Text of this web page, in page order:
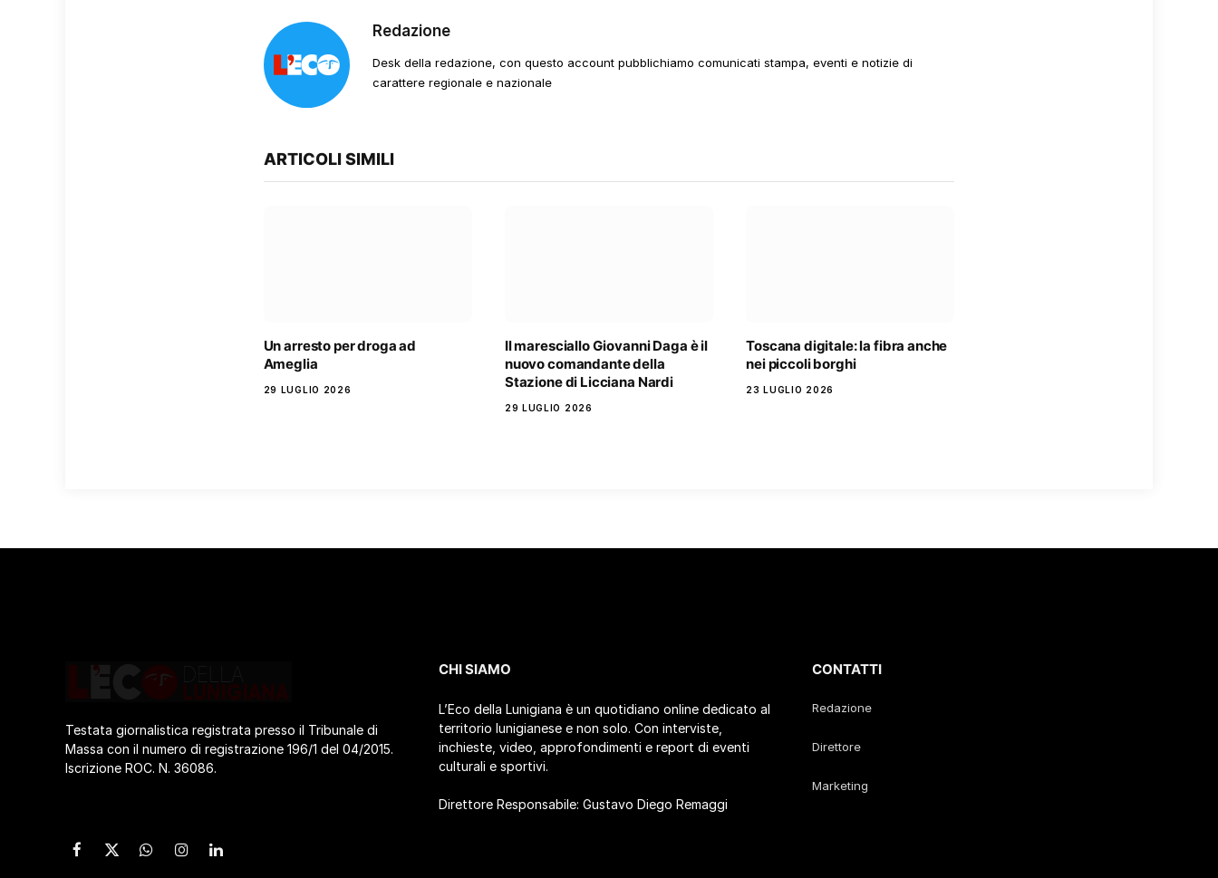
Redazione
Desk della redazione, con questo account pubblichiamo comunicati stampa, eventi e notizie di
carattere regionale e nazionale
ARTICOLI SIMILI
Un arresto per droga ad
Ameglia
29 LUGLIO 2026
Il maresciallo Giovanni Daga è il
nuovo comandante della
Stazione di Licciana Nardi
29 LUGLIO 2026
Toscana digitale: la fibra anche
nei piccoli borghi
23 LUGLIO 2026
Testata giornalistica registrata presso il Tribunale di
Massa con il numero di registrazione 196/1 del 04/2015.
Iscrizione ROC. N. 36086.
CHI SIAMO
L’Eco della Lunigiana è un quotidiano online dedicato al
territorio lunigianese e non solo. Con interviste,
inchieste, video, approfondimenti e report di eventi
culturali e sportivi.
Direttore Responsabile: Gustavo Diego Remaggi
CONTATTI
Redazione
Direttore
Marketing
Facebook
X
WhatsApp
Instagram
LinkedIn